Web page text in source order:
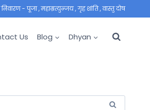
- पूजा , महाम्रत्युन्जय , गृह शांति , वास्तु दोष
Us Blog Dhyan